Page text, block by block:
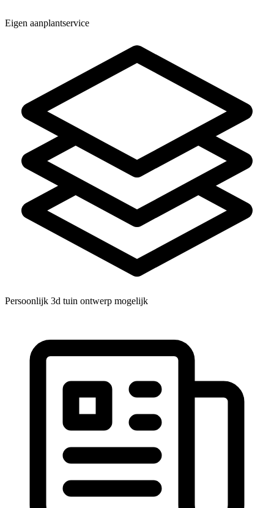
Eigen aanplantservice
Persoonlijk 3d tuin ontwerp mogelijk